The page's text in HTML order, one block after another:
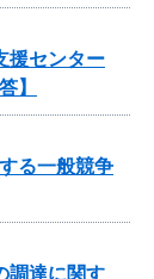
援センター
】
る一般競争
調達に関す